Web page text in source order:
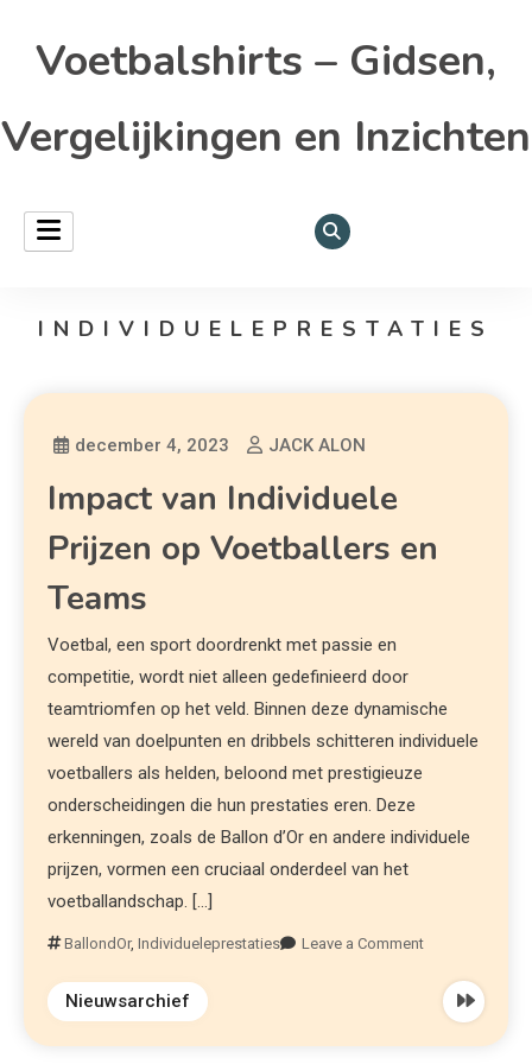
Voetbalshirts – Gidsen,
Vergelijkingen en Inzichten
INDIVIDUELEPRESTATIES
december 4, 2023 JACK ALON
Impact van Individuele
Prijzen op Voetballers en
Teams
Voetbal, een sport doordrenkt met passie en
competitie, wordt niet alleen gedefinieerd door
teamtriomfen op het veld. Binnen deze dynamische
wereld van doelpunten en dribbels schitteren individuele
voetballers als helden, beloond met prestigieuze
onderscheidingen die hun prestaties eren. Deze
erkenningen, zoals de Ballon d’Or en andere individuele
prijzen, vormen een cruciaal onderdeel van het
voetballandschap. […]
BallondOr,Individueleprestaties Leave a Comment
Nieuwsarchief